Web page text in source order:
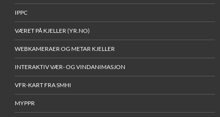
IPPC
VÆRET PÅ KJELLER (YR.NO)
WEBKAMERAER OG METAR KJELLER
INTERAKTIV VÆR- OG VINDANIMASJON
VFR-KART FRA SMHI
MYPPR